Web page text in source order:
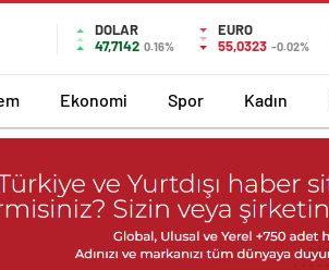
DOLAR
47,7142 0.16%
EURO
55,0323 -0.02%
Ekonomi Spor Kadın